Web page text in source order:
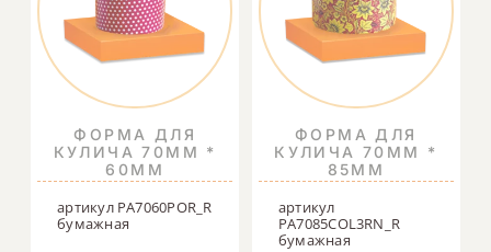
ФОРМА ДЛЯ
КУЛИЧА 70ММ *
60ММ
артикул PA7060POR_R
бумажная
ФОРМА ДЛЯ
КУЛИЧА 70ММ *
85ММ
артикул
PA7085COL3RN_R
бумажная